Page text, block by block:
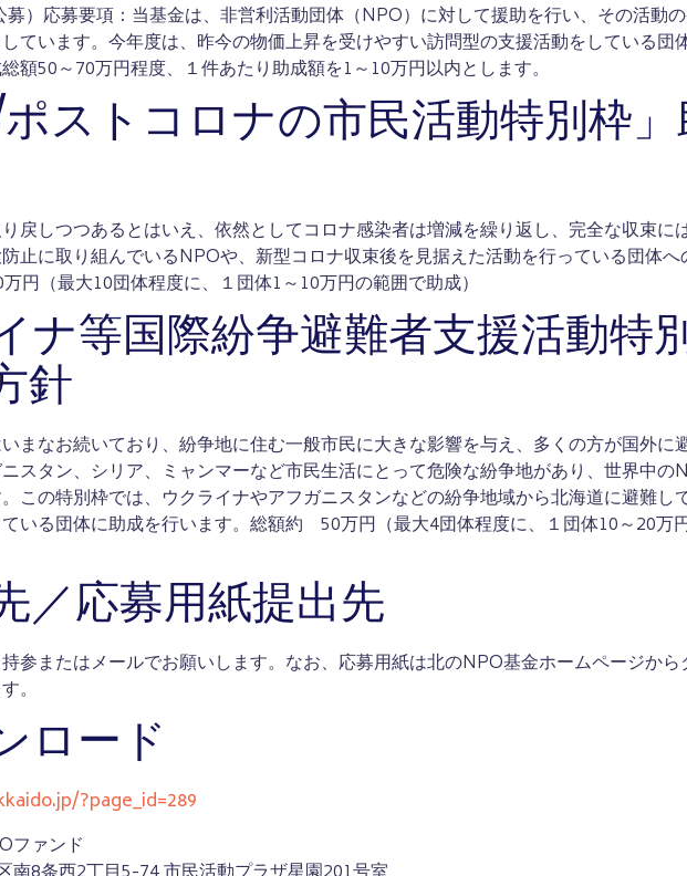
）応募要項：当基金は、非営利活動団体（NPO）に対して援助を行い、その活動
ています。今年度は、昨今の物価上昇を受けやすい訪問型の支援活動をしている団
額50～70万円程度、１件あたり助成額を1～10万円以内とします。
ポストコロナの市民活動特別枠
戻しつつあるとはいえ、依然としてコロナ感染者は増減を繰り返し、完全な収束に
止に取り組んでいるNPOや、新型コロナ収束後を見据えた活動を行っている団体へ
円（最大10団体程度に、１団体1～10万円の範囲で助成）
ナ等国際紛争避難者支援活動特
針
まなお続いており、紛争地に住む一般市民に大きな影響を与え、多くの方が国外に
スタン、シリア、ミャンマーなど市民生活にとって危険な紛争地があり、世界中の
この特別枠では、ウクライナやアフガニスタンなどの紛争地域から北海道に避難し
いる団体に助成を行います。総額約 50万円（最大4団体程度に、１団体10～20万
／応募用紙提出先
参またはメールでお願いします。なお、応募用紙は北のNPO基金ホームページから
。
ロード
?page_id=289
ファンド